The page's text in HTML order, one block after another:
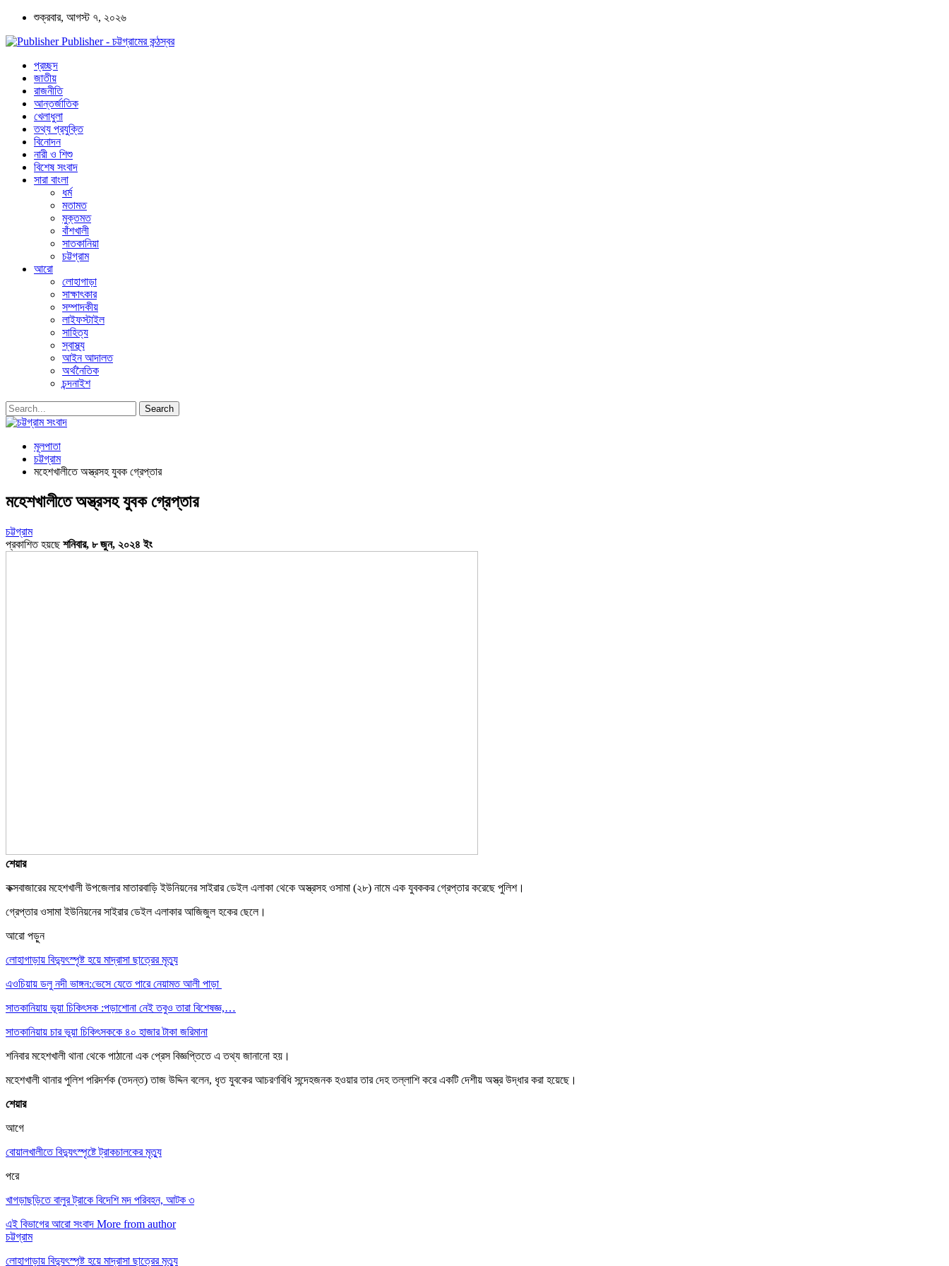
শুক্রবার, আগস্ট ৭, ২০২৬
Publisher - চট্টগ্রামের কন্ঠস্বর
প্রচ্ছদ
জাতীয়
রাজনীতি
আন্তর্জাতিক
খেলাধুলা
তথ্য প্রযুক্তি
বিনোদন
নারী ও শিশু
বিশেষ সংবাদ
সারা বাংলা
ধর্ম
মতামত
মুক্তমত
বাঁশখালী
সাতকানিয়া
চট্টগ্রাম
আরো
লোহাগাড়া
সাক্ষাৎকার
সম্পাদকীয়
লাইফস্টাইল
সাহিত্য
স্বাস্থ্য
আইন আদালত
অর্থনৈতিক
চন্দনাইশ
মূলপাতা
চট্টগ্রাম
মহেশখালীতে অস্ত্রসহ যুবক গ্রেপ্তার
মহেশখালীতে অস্ত্রসহ যুবক গ্রেপ্তার
চট্টগ্রাম
প্রকাশিত হয়ছেশনিবার, ৮ জুন, ২০২৪ ইং
শেয়ার
কক্সবাজারের মহেশখালী উপজেলার মাতারবাড়ি ইউনিয়নের সাইরার ডেইল এলাকা থেকে অস্ত্রসহ ওসামা (২৮) নামে এক যুবককর গ্রেপ্তার করেছে পুলিশ।
গ্রেপ্তার ওসামা ইউনিয়নের সাইরার ডেইল এলাকার আজিজুল হকের ছেলে।
আরো পড়ুন
লোহাগাড়ায় বিদ্যুৎস্পৃষ্ট হয়ে মাদ্রাসা ছাত্রের মৃত্যু
এওচিয়ায় ডলু নদী ভাঙ্গন:ভেসে যেতে পারে নেয়ামত আলী পাড়া
সাতকানিয়ায় ভূয়া চিকিৎসক :পড়াশোনা নেই তবুও তারা বিশেষজ্ঞ,…
সাতকানিয়ায় চার ভুয়া চিকিৎসককে ৪০ হাজার টাকা জরিমানা
শনিবার মহেশখালী থানা থেকে পাঠানো এক প্রেস বিজ্ঞপ্তিতে এ তথ্য জানানো হয়।
মহেশখালী থানার পুলিশ পরিদর্শক (তদন্ত) তাজ উদ্দিন বলেন, ধৃত যুবকের আচরণবিধি সন্দেহজনক হওয়ার তার দেহ তল্লাশি করে একটি দেশীয় অস্ত্র উদ্ধার করা হয়েছে।
শেয়ার
আগে
বোয়ালখালীতে বিদ্যুৎস্পৃষ্টে ট্রাকচালকের মৃত্যু
পরে
খাগড়াছড়িতে বালুর ট্রাকে বিদেশি মদ পরিবহন, আটক ৩
এই বিভাগের আরো সংবাদ More from author
চট্টগ্রাম
লোহাগাড়ায় বিদ্যুৎস্পৃষ্ট হয়ে মাদ্রাসা ছাত্রের মৃত্যু